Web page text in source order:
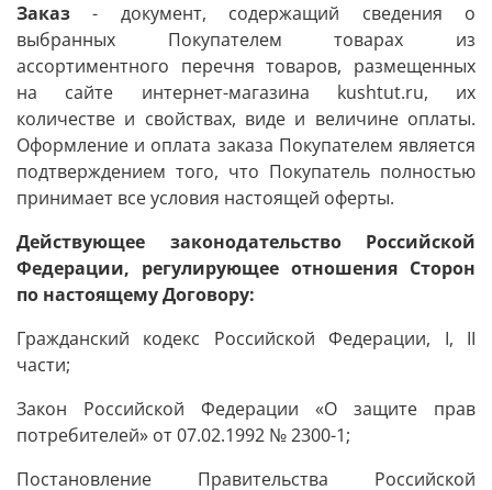
Заказ - документ, содержащий сведения о
выбранных Покупателем товарах из
ассортиментного перечня товаров, размещенных
на сайте интернет-магазина kushtut.ru, их
количестве и свойствах, виде и величине оплаты.
Оформление и оплата заказа Покупателем является
подтверждением того, что Покупатель полностью
принимает все условия настоящей оферты.
Действующее законодательство Российской
Федерации, регулирующее отношения Сторон
по настоящему Договору:
Гражданский кодекс Российской Федерации, I, II
части;
Закон Российской Федерации «О защите прав
потребителей» от 07.02.1992 № 2300-1;
Постановление Правительства Российской